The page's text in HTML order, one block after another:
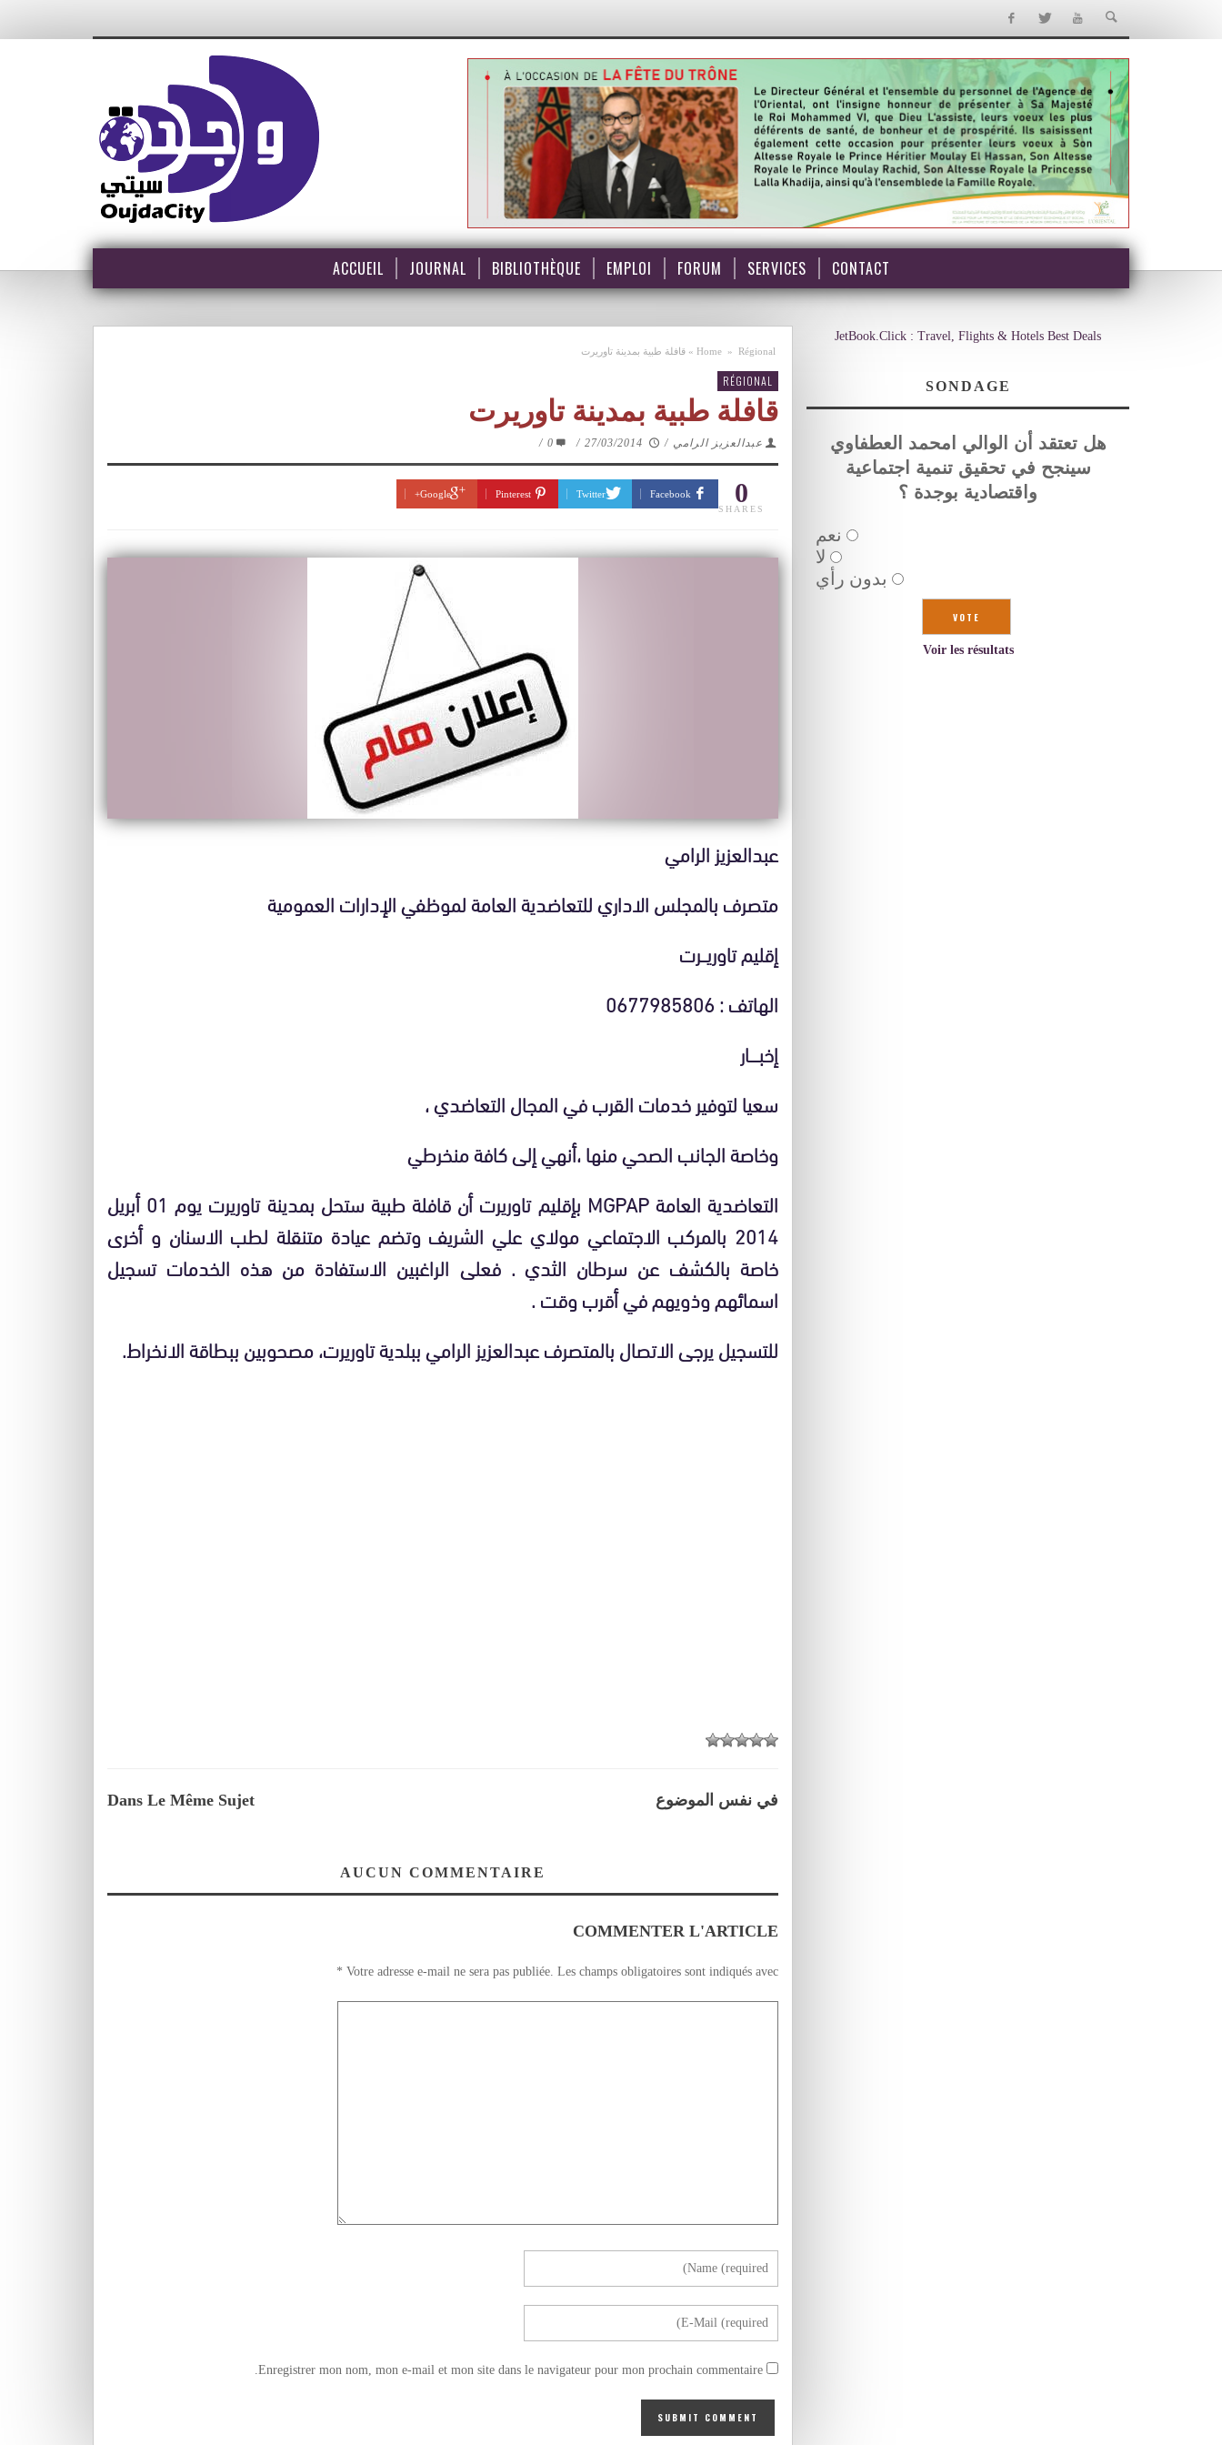
ACCUEIL JOURNAL BIBLIOTHÈQUE EMPLOI FORUM SERVICES CONTACT
Home » Régional
» قافلة طبية بمدينة تاوريرت
RÉGIONAL
قافلة طبية بمدينة تاوريرت
عبدالعزيز الرامي /
27/03/2014
/
0
/
0
SHARES
Facebook
Twitter
Pinterest
Google+
عبدالعزيز الرامي
متصرف بالمجلس الاداري للتعاضدية العامة لموظفي الإدارات العمومية
إقليم تاوريـــرت
الهاتف : 0677985806
إخبـــــار
سعيا لتوفير خدمات القرب في المجال التعاضدي ،
وخاصة الجانب الصحي منها ،أنهي إلى كافة منخرطي
التعاضدية العامة MGPAP بإقليم تاوريرت أن قافلة طبية ستحل بمدينة تاوريرت يوم 01 أبريل
2014 بالمركب الاجتماعي مولاي علي الشريف وتضم عيادة متنقلة لطب الاسنان و أخرى
خاصة بالكشف عن سرطان الثدي . فعلى الراغبين الاستفادة من هذه الخدمات تسجيل
اسمائهم وذويهم في أقرب وقت .
للتسجيل يرجى الاتصال بالمتصرف عبدالعزيز الرامي ببلدية تاوريرت، مصحوبين ببطاقة الانخراط.
Dans Le Même Sujet في نفس الموضوع
AUCUN COMMENTAIRE
COMMENTER L'ARTICLE
Votre adresse e-mail ne sera pas publiée. Les champs obligatoires sont indiqués avec
*
Enregistrer mon nom, mon e-mail et mon site dans le navigateur pour mon prochain commentaire.
JetBook.Click : Travel, Flights & Hotels Best Deals
SONDAGE
هل تعتقد أن الوالي امحمد العطفاوي
سينجح في تحقيق تنمية اجتماعية
واقتصادية بوجدة ؟
نعم
لا
بدون رأي
Voir les résultats